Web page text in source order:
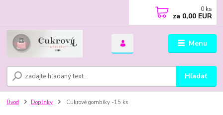
Menu
Hľadať
0 ks
za 0,00 EUR
Úvod Doplnky Cukrové gombíky -15 ks